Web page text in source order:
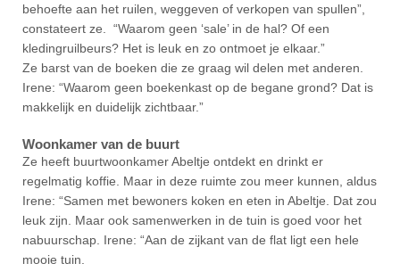
behoefte aan het ruilen, weggeven of verkopen van spullen”,
constateert ze. “Waarom geen ‘sale’ in de hal? Of een
kledingruilbeurs? Het is leuk en zo ontmoet je elkaar.”
Ze barst van de boeken die ze graag wil delen met anderen.
Irene: “Waarom geen boekenkast op de begane grond? Dat is
makkelijk en duidelijk zichtbaar.”
Woonkamer van de buurt
Ze heeft buurtwoonkamer Abeltje ontdekt en drinkt er
regelmatig koffie. Maar in deze ruimte zou meer kunnen, aldus
Irene: “Samen met bewoners koken en eten in Abeltje. Dat zou
leuk zijn. Maar ook samenwerken in de tuin is goed voor het
nabuurschap. Irene: “Aan de zijkant van de flat ligt een hele
mooie tuin.